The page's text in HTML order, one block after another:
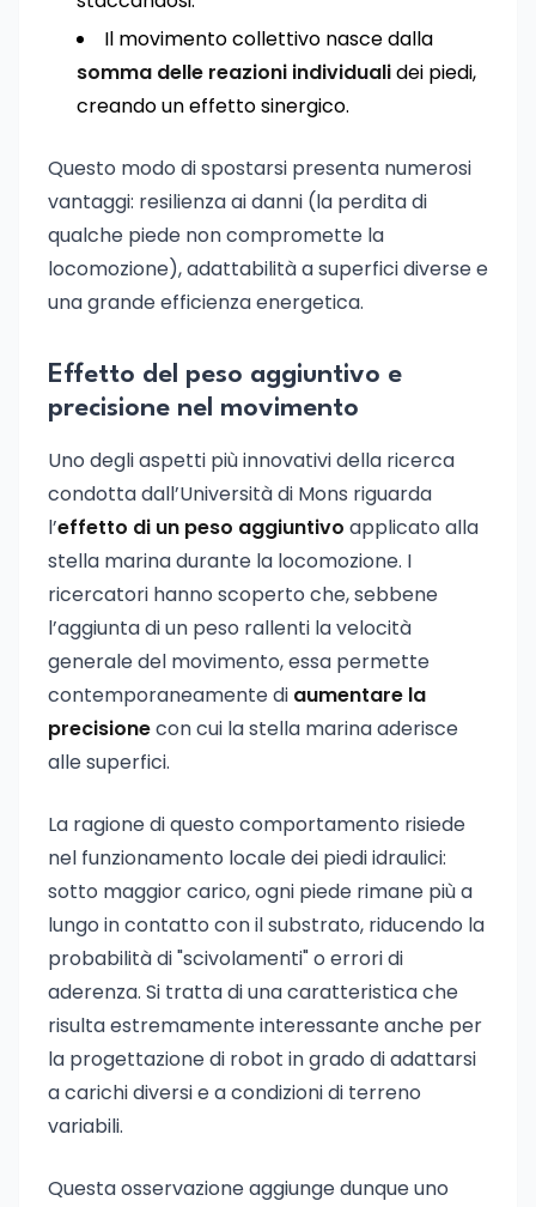
Il movimento collettivo nasce dalla
somma delle reazioni individualidei piedi,
creando un effetto sinergico.
Questo modo di spostarsi presenta numerosi
vantaggi: resilienza ai danni (la perdita di
qualche piede non compromette la
locomozione), adattabilità a superfici diverse e
una grande efficienza energetica.
Effetto del peso aggiuntivo e
precisione nel movimento
Uno degli aspetti più innovativi della ricerca
condotta dall’Università di Mons riguarda
l’effetto di un peso aggiuntivo applicato alla
stella marina durante la locomozione. I
ricercatori hanno scoperto che, sebbene
l’aggiunta di un peso rallenti la velocità
generale del movimento, essa permette
contemporaneamente di aumentare la
precisionecon cui la stella marina aderisce
alle superfici.
La ragione di questo comportamento risiede
nel funzionamento locale dei piedi idraulici:
sotto maggior carico, ogni piede rimane più a
lungo in contatto con il substrato, riducendo la
probabilità di "scivolamenti" o errori di
aderenza. Si tratta di una caratteristica che
risulta estremamente interessante anche per
la progettazione di robot in grado di adattarsi
a carichi diversi e a condizioni di terreno
variabili.
Questa osservazione aggiunge dunque uno